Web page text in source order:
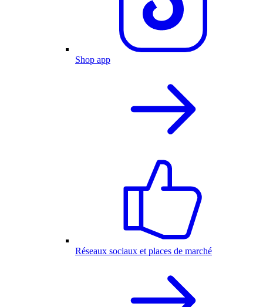
Shop app
Réseaux sociaux et places de marché